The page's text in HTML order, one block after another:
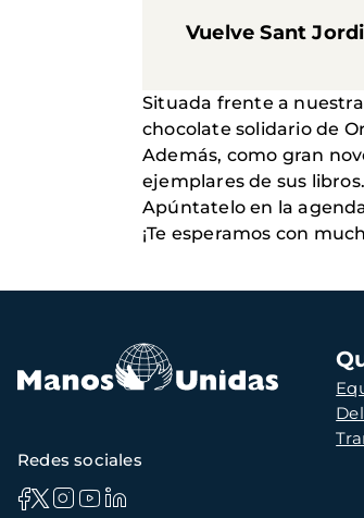
Vuelve Sant
Situada frente a
chocolate solidario de
Además, como gran
ejemplares de sus libros.
Apúntatelo en la
¡Te esperamos con
Redes sociales